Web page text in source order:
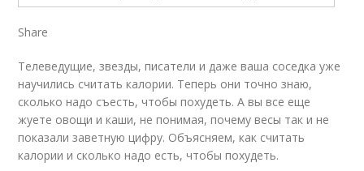
Share
Телеведущие, звезды, писатели и даже ваша соседка уже
научились считать калории. Теперь они точно знаю,
сколько надо съесть, чтобы похудеть. А вы все еще
жуете овощи и каши, не понимая, почему весы так и не
показали заветную цифру. Объясняем, как считать
калории и сколько надо есть, чтобы похудеть.